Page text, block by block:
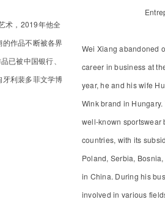
术，2019年他全
作品不断被各界
已被中国银行、
利裴多菲文学博
Wei Xiang abandoned
career in business at
year, he and his wife
Wink brand in
well-known sportswear
countries, with its
Poland, Serbia,
in China. During his
involved in various